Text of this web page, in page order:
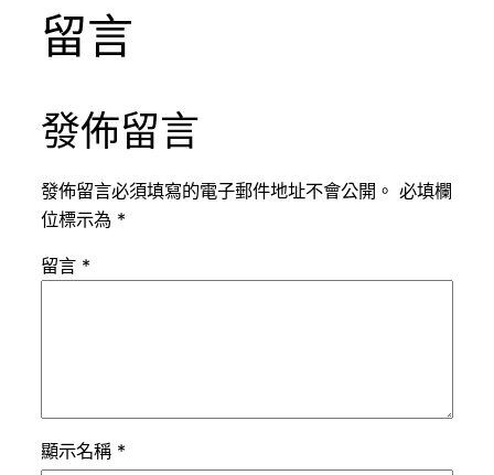
留言
發佈留言
發佈留言必須填寫的電子郵件地址不會公開。 必填欄
位標示為 *
留言 *
顯示名稱 *